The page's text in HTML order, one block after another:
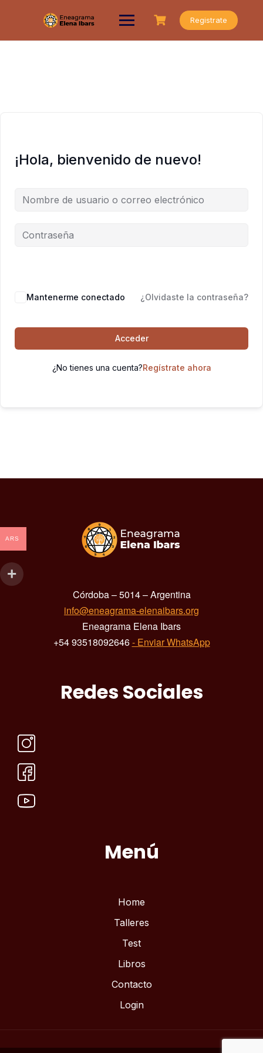
Registrate
¡Hola, bienvenido de nuevo!
Mantenerme conectado ¿Olvidaste la contraseña?
Acceder
¿No tienes una cuenta?Regístrate ahora
Córdoba – 5014 – Argentina
info@eneagrama-elenaibars.org
Eneagrama Elena Ibars
+54 93518092646- Enviar WhatsApp
Redes Sociales
Menú
Home
Talleres
Test
Libros
Contacto
Login
ARS